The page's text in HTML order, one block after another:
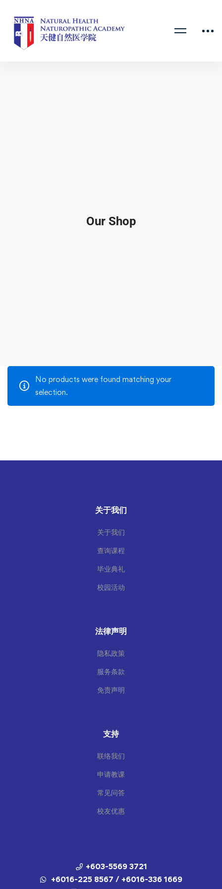
Our Shop
No products were found matching your
selection.
关于我们
关于我们
查询课程
毕业典礼
校园活动
法律声明
隐私政策
服务条款
免责声明
支持
联络我们
申请教课
常见问答
校友优惠
+603-5569 3721
+6016-225 8567 / +6016-336 1669